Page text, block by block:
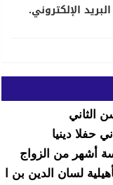
الإلكتروني.
الثاني
حفلا دينيا
أشهر من الزواج
لسان الدين بن